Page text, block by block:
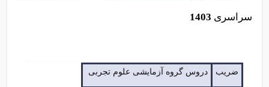
سراسری
ضریب دروس گروه آزمایشی علوم تجربی